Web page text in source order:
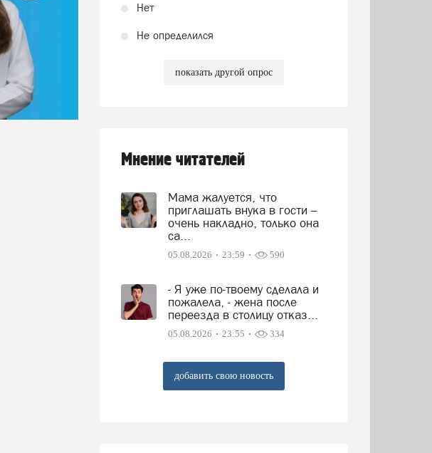
Нет
Не определился
показать другой опрос
Мнение читателей
Мама жалуется, что
приглашать внука в гости –
очень накладно, только она
са...
05.08.2026 23:59 590
- Я уже по-твоему сделала и
пожалела, - жена после
переезда в столицу отказ...
05.08.2026 23:55 334
добавить свою новость